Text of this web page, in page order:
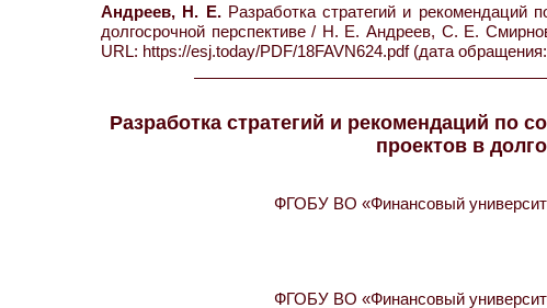
Андреев, Н. Е.Разработка стратегий и рекомендаций
долгосрочной перспективе / Н. Е. Андреев, С. Е.
URL: https://esj.today/PDF/18FAVN624.pdf (дата
Разработка стратегий и рекомендаций по
проектов в
ФГОБУ ВО «Финансовый
ФГОБУ ВО «Финансовый